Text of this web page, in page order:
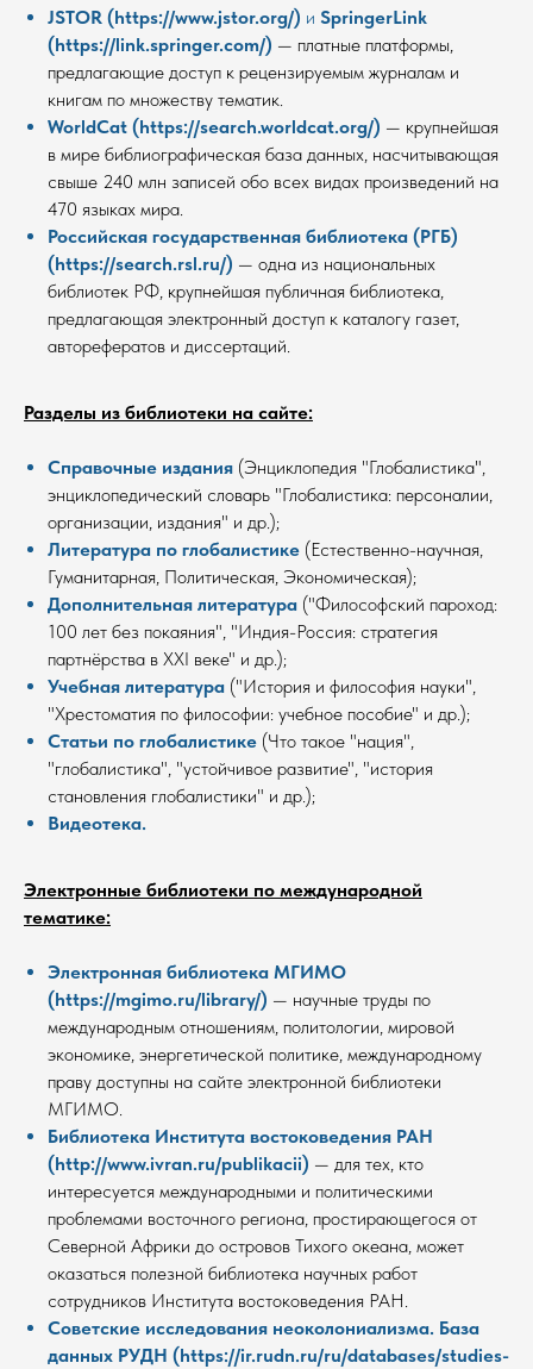
JSTOR (https://www.jstor.org/) и SpringerLink
(https://link.springer.com/) — платные платформы,
предлагающие доступ к рецензируемым журналам и
книгам по множеству тематик.
WorldCat (https://search.worldcat.org/) — крупнейшая
в мире библиографическая база данных, насчитывающая
свыше 240 млн записей обо всех видах произведений на
470 языках мира.
Российская государственная библиотека (РГБ)
(https://search.rsl.ru/) — одна из национальных
библиотек РФ, крупнейшая публичная библиотека,
предлагающая электронный доступ к каталогу газет,
авторефератов и диссертаций.
Разделы из библиотеки на сайте:
Справочные издания (Энциклопедия "Глобалистика",
энциклопедический словарь "Глобалистика: персоналии,
организации, издания" и др.);
Литература по глобалистике (Естественно-научная,
Гуманитарная, Политическая, Экономическая);
Дополнительная литература ("Философский пароход:
100 лет без покаяния", "Индия-Россия: стратегия
партнёрства в XXI веке" и др.);
Учебная литература ("История и философия науки",
"Хрестоматия по философии: учебное пособие" и др.);
Статьи по глобалистике (Что такое "нация",
"глобалистика", "устойчивое развитие", "история
становления глобалистики" и др.);
Видеотека.
Электронные библиотеки по международной
тематике:
Электронная библиотека МГИМО
(https://mgimo.ru/library/) — научные труды по
международным отношениям, политологии, мировой
экономике, энергетической политике, международному
праву доступны на сайте электронной библиотеки
МГИМО.
Библиотека Института востоковедения РАН
(http://www.ivran.ru/publikacii) — для тех, кто
интересуется международными и политическими
проблемами восточного региона, простирающегося от
Северной Африки до островов Тихого океана, может
оказаться полезной библиотека научных работ
сотрудников Института востоковедения РАН.
Советские исследования неоколониализма. База
данных РУДН (https://ir.rudn.ru/ru/databases/studies-